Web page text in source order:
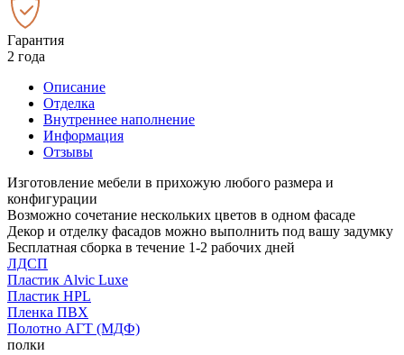
Гарантия
2 года
Описание
Отделка
Внутреннее наполнение
Информация
Отзывы
Изготовление мебели в прихожую любого размера и
конфигурации
Возможно сочетание нескольких цветов в одном фасаде
Декор и отделку фасадов можно выполнить под вашу задумку
Бесплатная сборка в течение 1-2 рабочих дней
ЛДСП
Пластик Alvic Luxe
Пластик HPL
Пленка ПВХ
Полотно АГТ (МДФ)
полки